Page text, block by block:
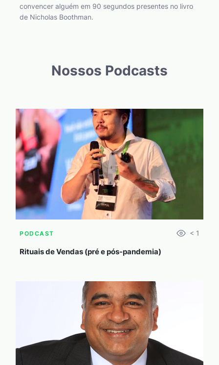
convencer alguém em 90 segundos presentes no livro
de Nicholas Boothman.
Nossos Podcasts
PODCAST < 1
Rituais de Vendas (pré e pós-pandemia)